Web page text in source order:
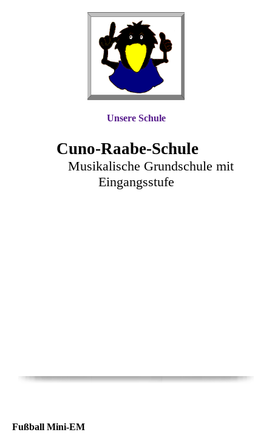
Cuno-Raabe-Schule
Musikalische Grundschule mit
Eingangsstufe
Unsere Schule
Fußball Mini-EM